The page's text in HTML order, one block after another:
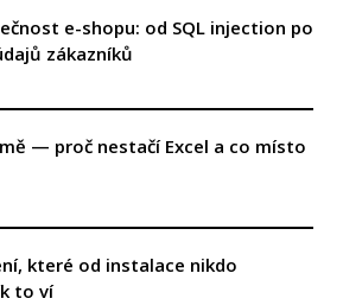
e-shopu: od SQL injection po
zákazníků
— proč nestačí Excel a co místo
které od instalace nikdo
to ví